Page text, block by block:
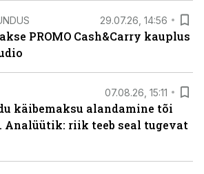
29.07.26, 14:56
PROMO Cash&Carry kauplus
07.08.26, 15:11
käibemaksu alandamine tõi
Analüütik: riik teeb seal tugevat